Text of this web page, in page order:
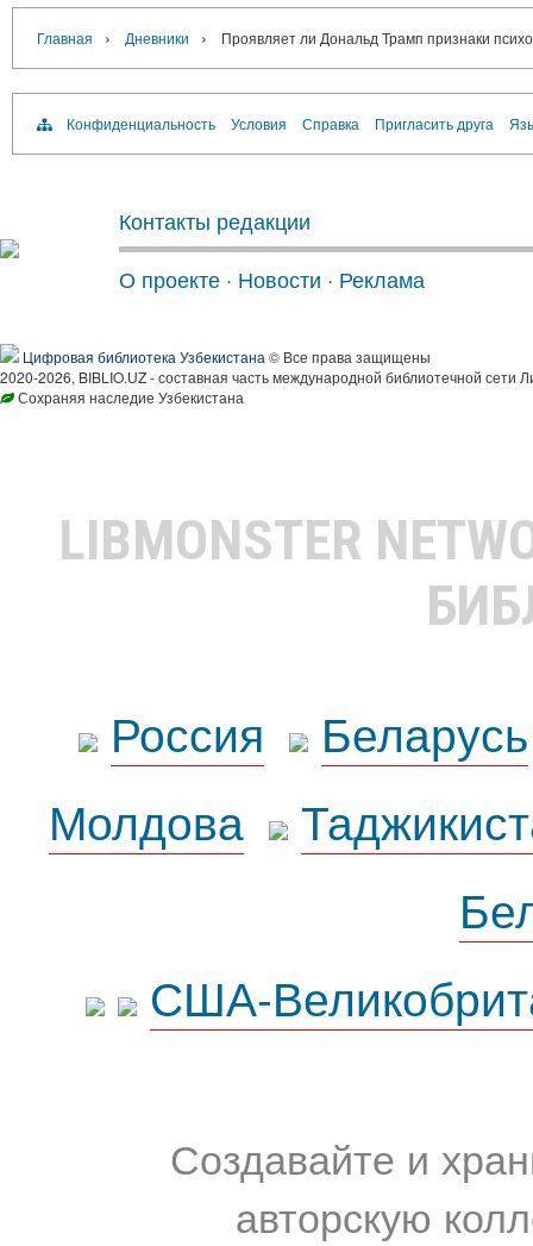
Главная › Дневники › Проявляет ли Дональд Трамп признаки
Конфиденциальность Условия Справка Пригласить друга
Контакты редакции
О проекте · Новости · Реклама
Цифровая библиотека Узбекистана © Все права защищены
2020-2026, BIBLIO.UZ - составная часть международной библиотечной сети
Сохраняя наследие Узбекистана
LIBMONSTER
Россия
Беларусь
Молдова
США-
Создавайте и
авторскую